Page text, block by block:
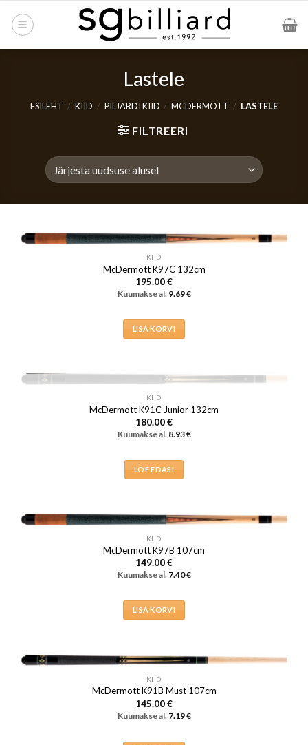
Lastele
ESILEHT / KIID / PILJARDI KIID / MCDERMOTT / LASTELE
FILTREERI
KIID
McDermott K97C 132cm
195.00€
Kuumakse al. 9.69€
LISA KORVI
LAOST OTSAS
KIID
McDermott K91C Junior 132cm
180.00€
Kuumakse al. 8.93€
LOE EDASI
KIID
McDermott K97B 107cm
149.00€
Kuumakse al. 7.40€
LISA KORVI
KIID
McDermott K91B Must 107cm
145.00€
Kuumakse al. 7.19€